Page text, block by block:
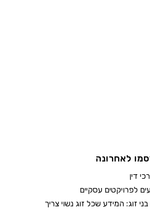
לאחרונה
דין
לפרויקטים עסקיים
זוג: המידע שכל זוג נשוי צריך